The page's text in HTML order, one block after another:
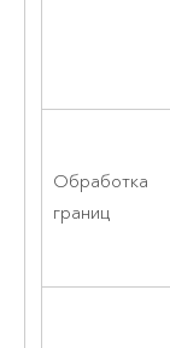
Обработка
границ